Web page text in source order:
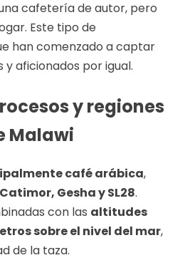
cafetería de autor, pero
Este tipo de
han comenzado a captar
aficionados por igual.
y regiones
Malawi
café arábica,
Catimor, Gesha y SL28.
con las altitudes
sobre el nivel del mar,
de la taza.